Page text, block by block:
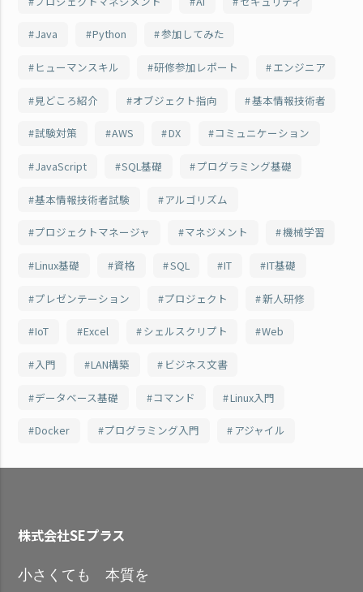
Java Python 参加してみた
ヒューマンスキル 研修参加レポート エンジニア
見どころ紹介 オブジェクト指向 基本情報技術者
試験対策 AWS DX コミュニケーション
JavaScript SQL基礎 プログラミング基礎
基本情報技術者試験 アルゴリズム
プロジェクトマネージャ マネジメント 機械学習
Linux基礎 資格 SQL IT IT基礎
プレゼンテーション プロジェクト 新人研修
IoT Excel シェルスクリプト Web
入門 LAN構築 ビジネス文書
データベース基礎 コマンド Linux入門
Docker プログラミング入門 アジャイル
株式会社SEプラス
小さくても 本質を